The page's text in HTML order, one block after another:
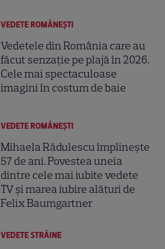
VEDETE ROMÂNEŞTI
Vedetele din România care au
făcut senzație pe plajă în 2026.
Cele mai spectaculoase
imagini în costum de baie
VEDETE ROMÂNEŞTI
Mihaela Rădulescu împlinește
57 de ani. Povestea uneia
dintre cele mai iubite vedete
TV și marea iubire alături de
Felix Baumgartner
VEDETE STRĂINE